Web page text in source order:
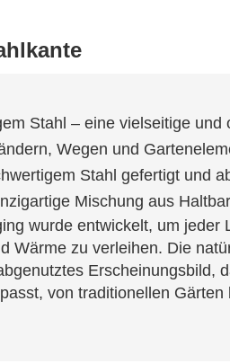
Stahl – eine vielseitige und
Wegen und
Stahl gefertigt und
Mischung aus
wurde entwickelt, um jeder
Wärme zu verleihen. Die
Erscheinungsbild,
von traditionellen